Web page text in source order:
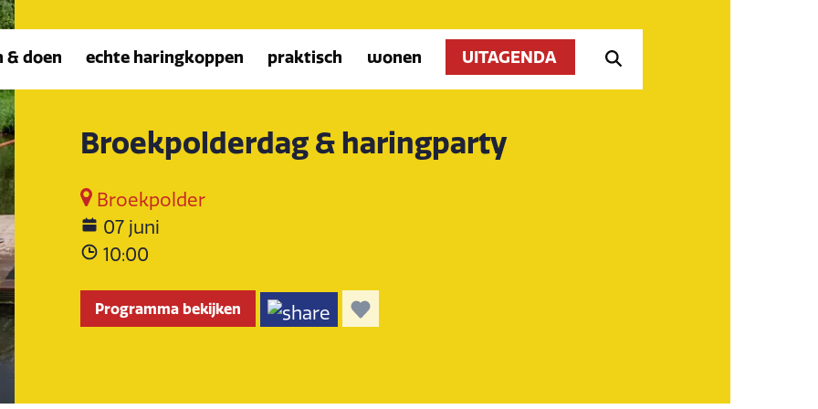
& doen echte haringkoppen praktisch wonen UITAGENDA
Broekpolderdag & haringparty
Broekpolder
07 juni
10:00
Programma bekijken